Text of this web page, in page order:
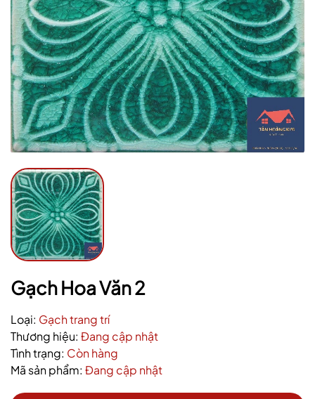
Gạch Hoa Văn 2
Loại: Gạch trang trí
Thương hiệu: Đang cập nhật
Tình trạng: Còn hàng
Mã sản phẩm: Đang cập nhật
Mã giảm giá:
Ngày hết hạn:
Điều kiện: